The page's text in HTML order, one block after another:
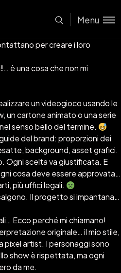
Menu
per creare i loro
… è una cosa che non mi
un videogioco usando le
un cartone animato o una serie
senso bello del termine.
del brand: proporzioni dei
background, asset grafici.
Ogni scelta va giustificata. E
cosa deve essere approvata…
più uffici legali.
Il progetto si impantana…
Ecco perché mi chiamano!
originale… il mio stile,
pixel artist. I personaggi sono
show è rispettata, ma ogni
da me.